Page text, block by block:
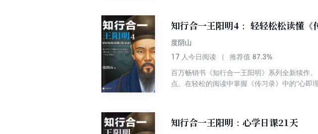
知行合一王阳明4： 轻轻松松读懂《
度阴山
17 人今日阅读 推荐值 87.3%
百万畅销书《知行合一王阳明》系列全新续作
点。在轻松的阅读中掌握《传习录》中的“心即
知行合一王阳明：心学日课21天